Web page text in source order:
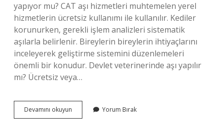
yapıyor mu? CAT aşı hizmetleri muhtemelen yerel
hizmetlerin ücretsiz kullanımı ile kullanılır. Kediler
korunurken, gerekli işlem analizleri sistematik
aşılarla belirlenir. Bireylerin bireylerin ihtiyaçlarını
inceleyerek geliştirme sistemini düzenlemeleri
önemli bir konudur. Devlet veterinerinde aşı yapılır
mı? Ücretsiz veya…
Devamını okuyun Belediye
Veterinerleri
Yorum Bırak